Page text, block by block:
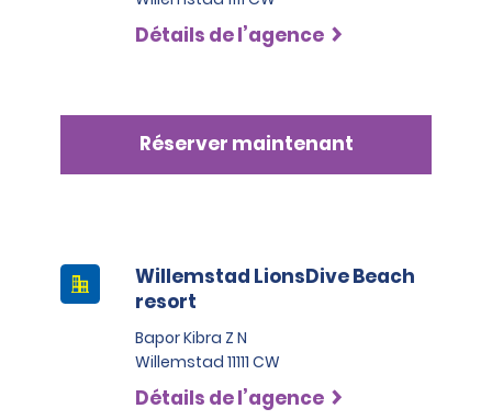
Détails de l’agence
Réserver maintenant
Willemstad LionsDive Beach
resort
Bapor Kibra Z N
Willemstad 11111 CW
Détails de l’agence